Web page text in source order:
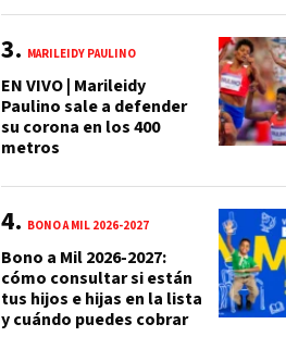
MARILEIDY PAULINO
EN VIVO | Marileidy
Paulino sale a defender
su corona en los 400
metros
BONO A MIL 2026-2027
Bono a Mil 2026-2027:
cómo consultar si están
tus hijos e hijas en la lista
y cuándo puedes cobrar